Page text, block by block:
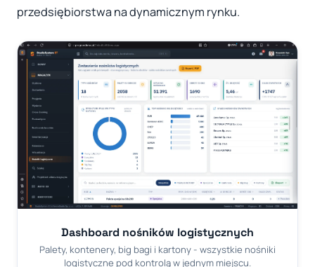
przedsiębiorstwa na dynamicznym rynku.
Dashboard nośników logistycznych
Palety, kontenery, big bagi i kartony - wszystkie nośniki
logistyczne pod kontrolą w jednym miejscu.